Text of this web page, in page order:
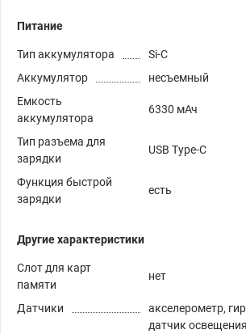
Питание
Тип аккумулятора
Si-C
Аккумулятор
несъемный
Емкость
аккумулятора
6330 мАч
Тип разъема для
зарядки
USB Type-C
Функция быстрой
зарядки
есть
Другие характеристики
Слот для карт
памяти
нет
Датчики
акселерометр,
датчик